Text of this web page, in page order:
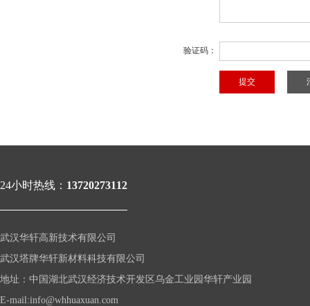
验证码：
24小时热线： 13720273112
武汉华轩高新技术有限公司
武汉塔牌华轩新材料科技有限公司
地址：中国湖北武汉经济技术开发区乌金工业园华轩产业园
年
E-mail:info@whhuaxuan.com